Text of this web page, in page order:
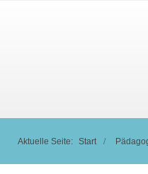
Aktuelle Seite: Start